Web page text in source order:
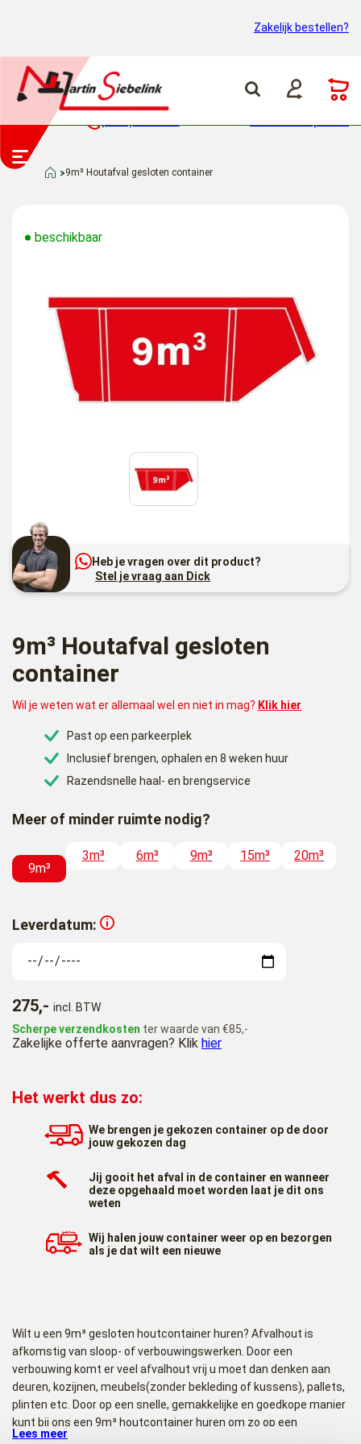
Zakelijk bestellen?
9m³ Houtafval gesloten container
beschikbaar
Heb je vragen over dit product?
Stel je vraag aan Dick
9m³ Houtafval gesloten
container
Wil je weten wat er allemaal wel en niet in mag? Klik hier
Past op een parkeerplek
Inclusief brengen, ophalen en 8 weken huur
Razendsnelle haal- en brengservice
Meer of minder ruimte nodig?
9m³
3m³ 6m³ 9m³ 15m³ 20m³
Leverdatum:
275,- incl. BTW
Scherpe verzendkosten ter waarde van €85,-
Zakelijke offerte aanvragen? Klik hier
Het werkt dus zo:
We brengen je gekozen container op de door
jouw gekozen dag
Jij gooit het afval in de container en wanneer
deze opgehaald moet worden laat je dit ons
weten
Wij halen jouw container weer op en bezorgen
als je dat wilt een nieuwe
Wilt u een 9m³ gesloten houtcontainer huren? Afvalhout is
afkomstig van sloop- of verbouwingswerken. Door een
verbouwing komt er veel afvalhout vrij u moet dan denken aan
deuren, kozijnen, meubels(zonder bekleding of kussens), pallets,
plinten etc. Door op een snelle, gemakkelijke en goedkope manier
kunt bij ons een 9m³ houtcontainer huren om zo op een
verantwoorde wijze uw afvalhout af te voeren.
Lees meer